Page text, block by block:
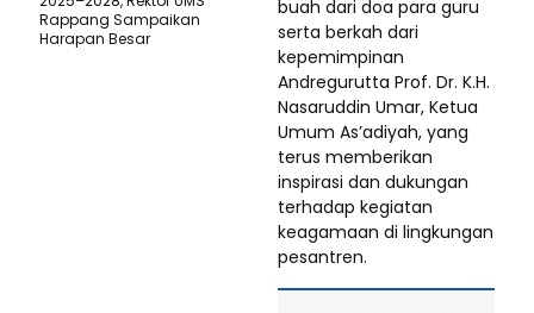
buah dari doa para guru
serta berkah dari
kepemimpinan
Andregurutta Prof. Dr. K.H.
Nasaruddin Umar, Ketua
Umum As’adiyah, yang
terus memberikan
inspirasi dan dukungan
terhadap kegiatan
keagamaan di lingkungan
pesantren.
Rappang Sampaikan
Harapan Besar